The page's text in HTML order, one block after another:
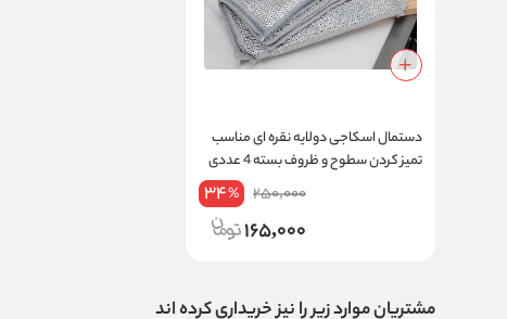
دستمال اسکاجی دولایه نقره ای مناسب
تمیز کردن سطوح و ظروف بسته 4 عددی
250,000
34%
165,000
مشتریان موارد زیر را نیز خریداری کرده اند